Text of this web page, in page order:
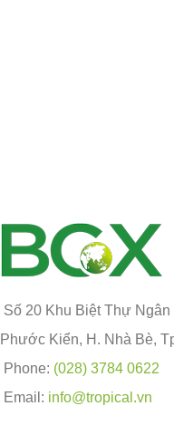
Số 20 Khu Biệt Thự
Phước Kiển, H. Nhà Bè,
Phone: (028) 3784 0622
Email: info@tropical.vn